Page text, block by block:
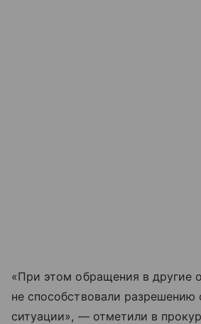
«При этом обращения в другие
не способствовали
ситуации», — отметили в